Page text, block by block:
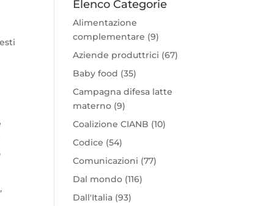
Elenco Categorie
Alimentazione
complementare (9)
Aziende produttrici (67)
Baby food (35)
Campagna difesa latte
materno (9)
Coalizione CIANB (10)
Codice (54)
Comunicazioni (77)
Dal mondo (116)
Dall'Italia (93)